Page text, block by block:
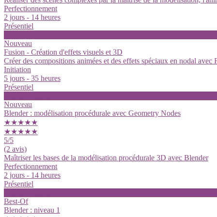
Perfectionnement
2 jours - 14 heures
Présentiel
Nouveau
Fusion - Création d'effets visuels et 3D
Créer des compositions animées et des effets spéciaux en nodal avec
Initiation
5 jours - 35 heures
Présentiel
Nouveau
Blender : modélisation procédurale avec Geometry Nodes
★★★★★
★★★★★
5/5
(2 avis)
Maîtriser les bases de la modélisation procédurale 3D avec Blender
Perfectionnement
2 jours - 14 heures
Présentiel
Best-Of
Blender : niveau 1